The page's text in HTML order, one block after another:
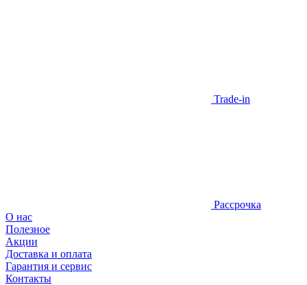
Trade-in
Рассрочка
О нас
Полезное
Акции
Доставка и оплата
Гарантия и сервис
Контакты